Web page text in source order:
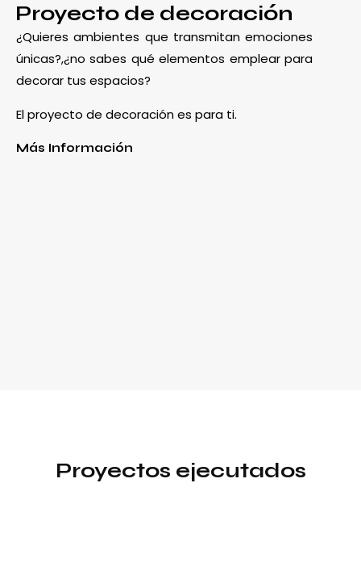
Proyecto de decoración
¿Quieres ambientes que transmitan emociones
únicas?,¿no sabes qué elementos emplear para
decorar tus espacios?
El proyecto de decoración es para ti.
Más Información
Proyectos ejecutados